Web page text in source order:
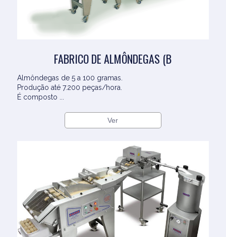
FABRICO DE ALMÔNDEGAS (B
Almôndegas de 5 a 100 gramas.
Produção até 7.200 peças/hora.
É composto ...
Ver